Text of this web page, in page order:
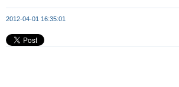
2012-04-01 16:35:01